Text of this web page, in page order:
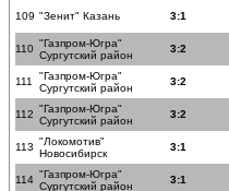
109 "Зенит" Казань 3:1
110 "Газпром-Югра"
Сургутский район
3:2
111
"Газпром-Югра"
Сургутский район
3:2
112 "Газпром-Югра"
Сургутский район
3:2
113 "Локомотив"
Новосибирск
3:1
114 "Газпром-Югра"
Сургутский район
3:1